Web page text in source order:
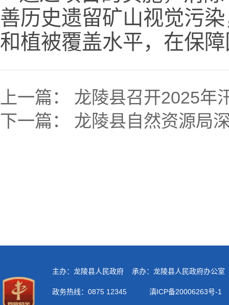
善历史遗留矿山视觉污
和植被覆盖水平，在保
上一篇： 龙陵县召开2025年
下一篇： 龙陵县自然资源局